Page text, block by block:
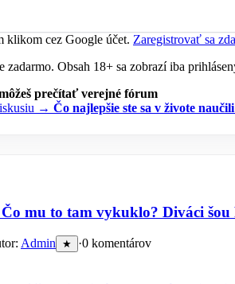
klikom cez Google účet. Zaregistrovať sa
zadarmo. Obsah 18+ sa zobrazí iba
prečítať verejné fórum
→ Čo najlepšie ste sa v živote
mu to tam vykuklo? Diváci
Admin ★ ·0 komentárov